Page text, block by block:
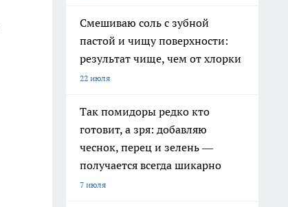
Смешиваю соль с зубной
пастой и чищу поверхности:
результат чище, чем от хлорки
22 июля
Так помидоры редко кто
готовит, а зря: добавляю
чеснок, перец и зелень —
получается всегда шикарно
7 июля